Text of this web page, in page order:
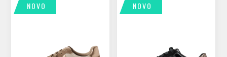
NOVO NOVO